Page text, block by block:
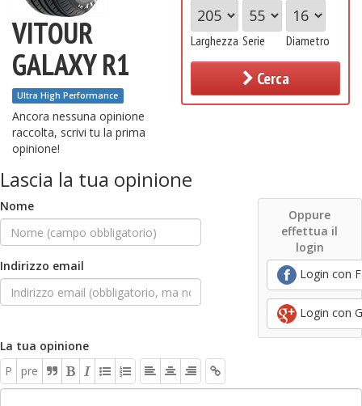
VITOUR
GALAXY R1
Ultra High Performance
Ancora nessuna opinione
raccolta, scrivi tu la prima
opinione!
Larghezza Serie Diametro
Cerca
Lascia la tua opinione
Nome
Indirizzo email
Oppure
effettua il
login
Login con
Login con
La tua opinione
P
pre